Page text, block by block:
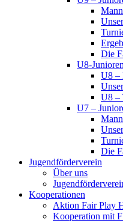
Die
U8-Junioren
U8 –
U8 –
U7 –
Die
Jugendförderverein
Über uns
Kooperationen
Aktion Fair Play
Kooperation mit